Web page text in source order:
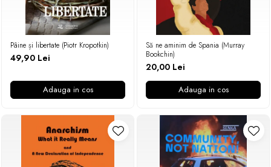
Pâine și libertate (Piotr Kropotkin)
49,90 Lei
Adauga in cos
Să ne aminim de Spania (Murray
Bookchin)
20,00 Lei
Adauga in cos